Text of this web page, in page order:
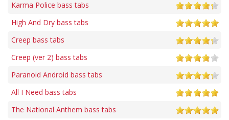
Karma Police bass tabs
High And Dry bass tabs
Creep bass tabs
Creep (ver 2) bass tabs
Paranoid Android bass tabs
All I Need bass tabs
The National Anthem bass tabs